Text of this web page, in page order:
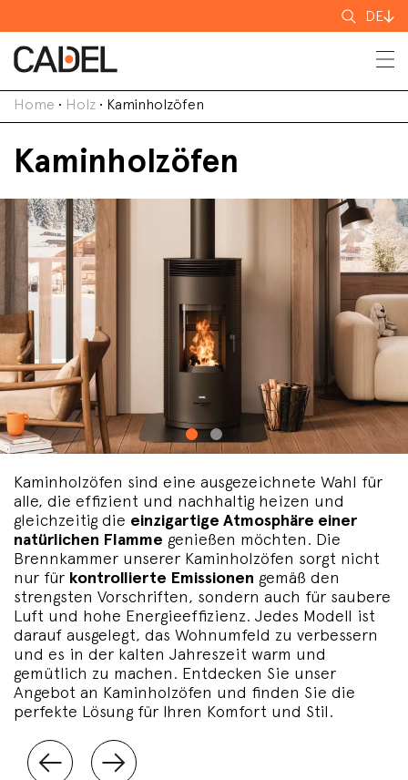
Suchen
nach
DE
Home • Holz • Kaminholzöfen
Kaminholzöfen
Kaminholzöfen sind eine ausgezeichnete Wahl für
alle, die effizient und nachhaltig heizen und
gleichzeitig die einzigartige Atmosphäre einer
natürlichen Flamme genießen möchten. Die
Brennkammer unserer Kaminholzöfen sorgt nicht
nur für kontrollierte Emissionen gemäß den
strengsten Vorschriften, sondern auch für saubere
Luft und hohe Energieeffizienz. Jedes Modell ist
darauf ausgelegt, das Wohnumfeld zu verbessern
und es in der kalten Jahreszeit warm und
gemütlich zu machen. Entdecken Sie unser
Angebot an Kaminholzöfen und finden Sie die
perfekte Lösung für Ihren Komfort und Stil.